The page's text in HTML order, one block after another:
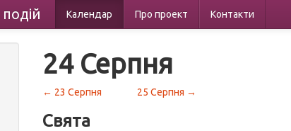
подій Календар Про проект Контакти
24 Серпня
← 23 Серпня 25 Серпня →
Свята